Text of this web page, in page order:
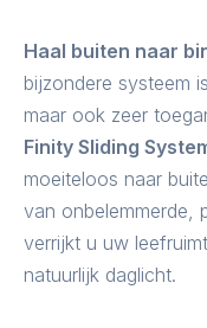
Haal buiten naar
bijzondere systeem
maar ook zeer
Finity Sliding
moeiteloos naar
van onbelemmerde,
verrijkt u uw
natuurlijk daglicht.